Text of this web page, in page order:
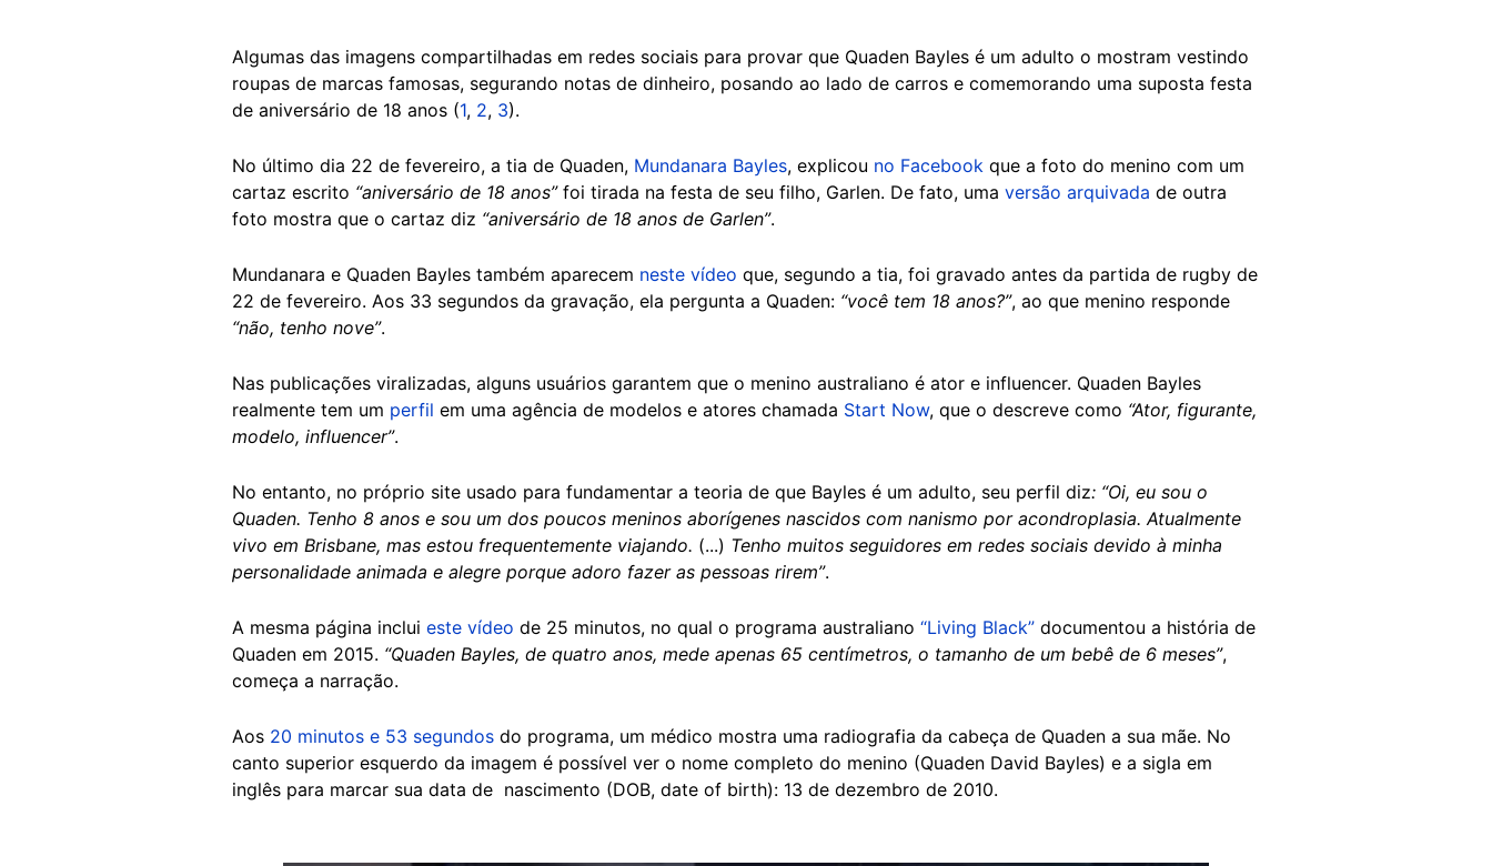
Algumas das imagens compartilhadas em redes sociais para provar que Quaden Bayles é um adulto o mostram vestindo
roupas de marcas famosas, segurando notas de dinheiro, posando ao lado de carros e comemorando uma suposta festa
de aniversário de 18 anos (1, 2, 3).
No último dia 22 de fevereiro, a tia de Quaden, Mundanara Bayles, explicou no Facebook que a foto do menino com um
cartaz escrito “aniversário de 18 anos”foi tirada na festa de seu filho, Garlen. De fato, uma versão arquivada de outra
foto mostra que o cartaz diz “aniversário de 18 anos de Garlen”.
Mundanara e Quaden Bayles também aparecem neste vídeo que, segundo a tia, foi gravado antes da partida de rugby de
22 de fevereiro. Aos 33 segundos da gravação, ela pergunta a Quaden: “você tem 18 anos?”, ao que menino responde
“não, tenho nove”.
Nas publicações viralizadas, alguns usuários garantem que o menino australiano é ator e influencer. Quaden Bayles
realmente tem um perfil em uma agência de modelos e atores chamada Start Now, que o descreve como “Ator, figurante,
modelo, influencer”.
No entanto, no próprio site usado para fundamentar a teoria de que Bayles é um adulto, seu perfil diz: “Oi, eu sou o
Quaden. Tenho 8 anos e sou um dos poucos meninos aborígenes nascidos com nanismo por acondroplasia. Atualmente
vivo em Brisbane, mas estou frequentemente viajando. (...) Tenho muitos seguidores em redes sociais devido à minha
personalidade animada e alegre porque adoro fazer as pessoas rirem”.
A mesma página inclui este vídeo de 25 minutos, no qual o programa australiano “Living Black” documentou a história de
Quaden em 2015. “Quaden Bayles, de quatro anos, mede apenas 65 centímetros, o tamanho de um bebê de 6 meses”,
começa a narração.
Aos 20 minutos e 53 segundos do programa, um médico mostra uma radiografia da cabeça de Quaden a sua mãe. No
canto superior esquerdo da imagem é possível ver o nome completo do menino (Quaden David Bayles) e a sigla em
inglês para marcar sua data de nascimento (DOB, date of birth): 13 de dezembro de 2010.